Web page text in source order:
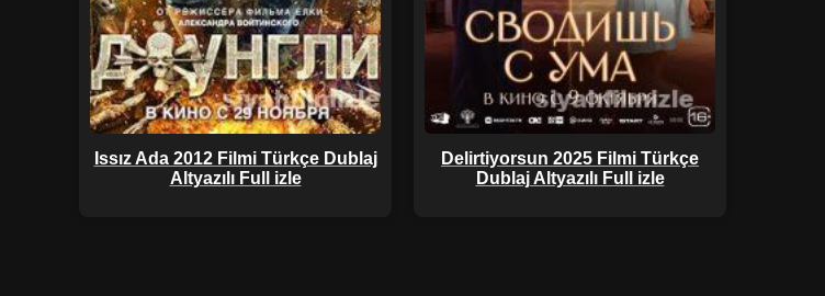
Issız Ada 2012 Filmi Türkçe Dublaj
Altyazılı Full izle
Delirtiyorsun 2025 Filmi Türkçe
Dublaj Altyazılı Full izle